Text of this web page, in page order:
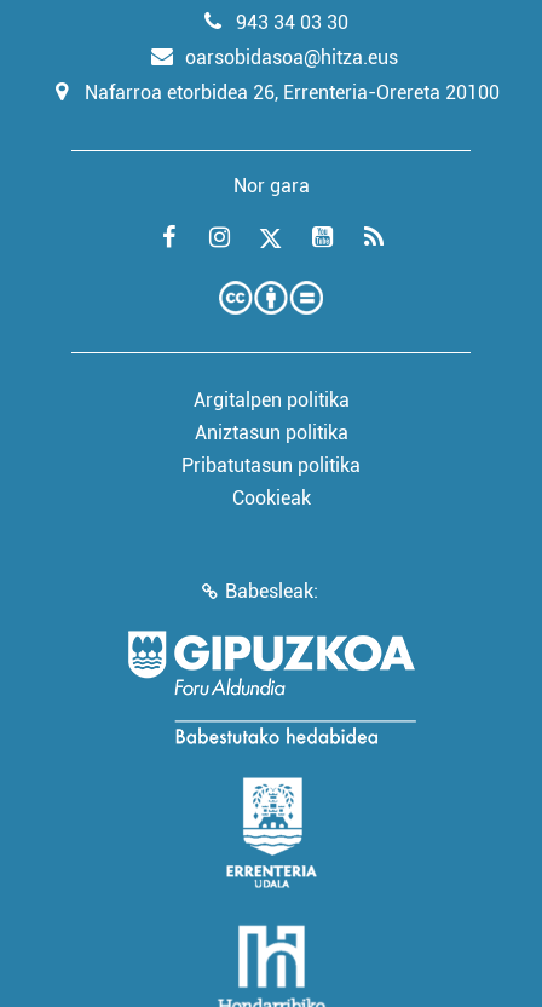
943 34 03 30
oarsobidasoa@hitza.eus
Nafarroa etorbidea 26, Errenteria-Orereta 20100
Nor gara
Argitalpen politika
Aniztasun politika
Pribatutasun politika
Cookieak
Babesleak: